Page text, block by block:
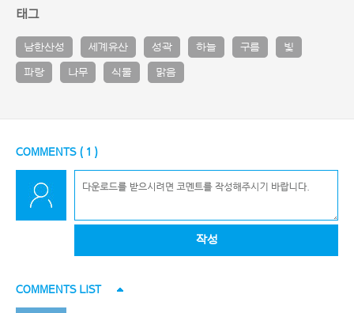
태그
남한산성 세계유산 성곽 하늘 구름 빛
파랑 나무 식물 맑음
COMMENTS ( 1 )
작성
COMMENTS LIST